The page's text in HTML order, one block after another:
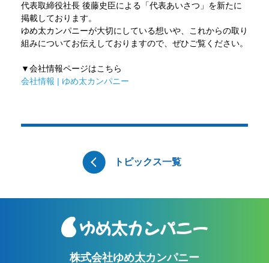
代表取締役社長 後藤史臣による「代表あいさつ」を新たに
掲載しております。
ゆめ太カンパニーが大切にしている想いや、これからの取り
組みについてお伝えしておりますので、ぜひご覧ください。
▼会社情報ページはこちら
会社情報 | ゆめ太カンパニー
トピックス一覧
株式会社ゆめ太カンパニー